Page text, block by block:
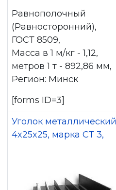
Равнополочный
(Равносторонний),
ГОСТ 8509,
Масса в 1 м/кг - 1,12,
метров 1 т - 892,86 мм,
Регион: Минск
[forms ID=3]
Уголок металлический
4x25x25, марка СТ 3,